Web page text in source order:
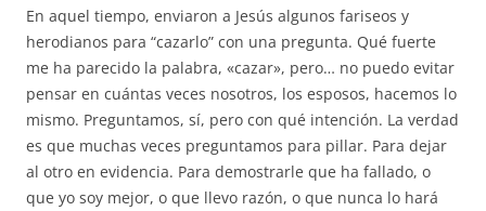
En aquel tiempo, enviaron a Jesús algunos fariseos y
herodianos para “cazarlo” con una pregunta. Qué fuerte
me ha parecido la palabra, «cazar», pero… no puedo evitar
pensar en cuántas veces nosotros, los esposos, hacemos lo
mismo. Preguntamos, sí, pero con qué intención. La verdad
es que muchas veces preguntamos para pillar. Para dejar
al otro en evidencia. Para demostrarle que ha fallado, o
que yo soy mejor, o que llevo razón, o que nunca lo hará